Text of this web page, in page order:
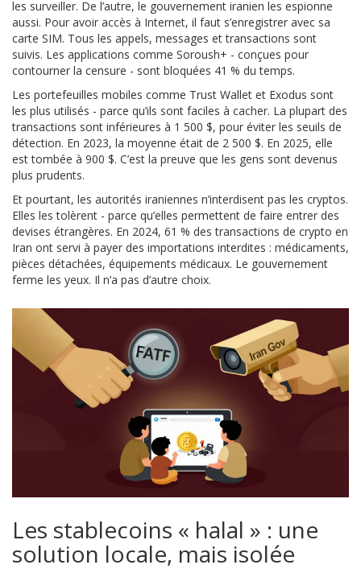
les surveiller. De l’autre, le gouvernement iranien les espionne
aussi. Pour avoir accès à Internet, il faut s’enregistrer avec sa
carte SIM. Tous les appels, messages et transactions sont
suivis. Les applications comme Soroush+ - conçues pour
contourner la censure - sont bloquées 41 % du temps.
Les portefeuilles mobiles comme Trust Wallet et Exodus sont
les plus utilisés - parce qu’ils sont faciles à cacher. La plupart des
transactions sont inférieures à 1 500 $, pour éviter les seuils de
détection. En 2023, la moyenne était de 2 500 $. En 2025, elle
est tombée à 900 $. C’est la preuve que les gens sont devenus
plus prudents.
Et pourtant, les autorités iraniennes n’interdisent pas les cryptos.
Elles les tolèrent - parce qu’elles permettent de faire entrer des
devises étrangères. En 2024, 61 % des transactions de crypto en
Iran ont servi à payer des importations interdites : médicaments,
pièces détachées, équipements médicaux. Le gouvernement
ferme les yeux. Il n’a pas d’autre choix.
Les stablecoins « halal » : une
solution locale, mais isolée